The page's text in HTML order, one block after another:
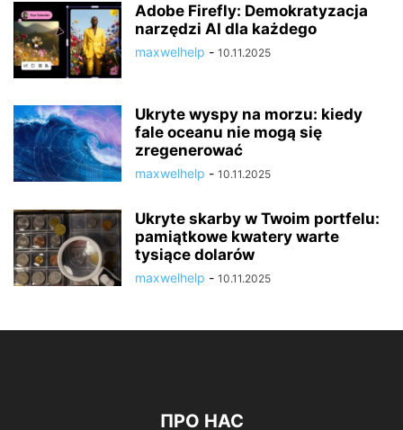
Adobe Firefly: Demokratyzacja
narzędzi AI dla każdego
maxwelhelp - 10.11.2025
Ukryte wyspy na morzu: kiedy
fale oceanu nie mogą się
zregenerować
maxwelhelp - 10.11.2025
Ukryte skarby w Twoim portfelu:
pamiątkowe kwatery warte
tysiące dolarów
maxwelhelp - 10.11.2025
ПРО НАС